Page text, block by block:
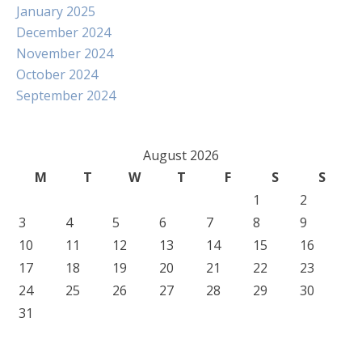
January 2025
December 2024
November 2024
October 2024
September 2024
August 2026
M
T W T F S
S
1
2
3
4 5 6 7 8
9
10
11 12 13 14 15
16
17
18 19 20 21 22
23
24
25 26 27 28 29
30
31